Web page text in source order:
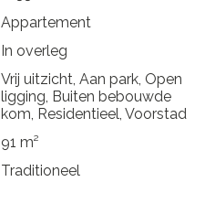
Appartement
In overleg
Vrij uitzicht, Aan park, Open
ligging, Buiten bebouwde
kom, Residentieel, Voorstad
91 m²
Traditioneel